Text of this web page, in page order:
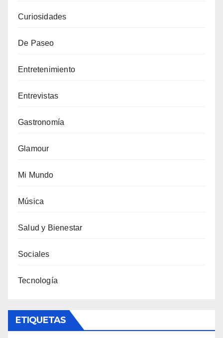
Curiosidades
De Paseo
Entretenimiento
Entrevistas
Gastronomía
Glamour
Mi Mundo
Música
Salud y Bienestar
Sociales
Tecnología
ETIQUETAS